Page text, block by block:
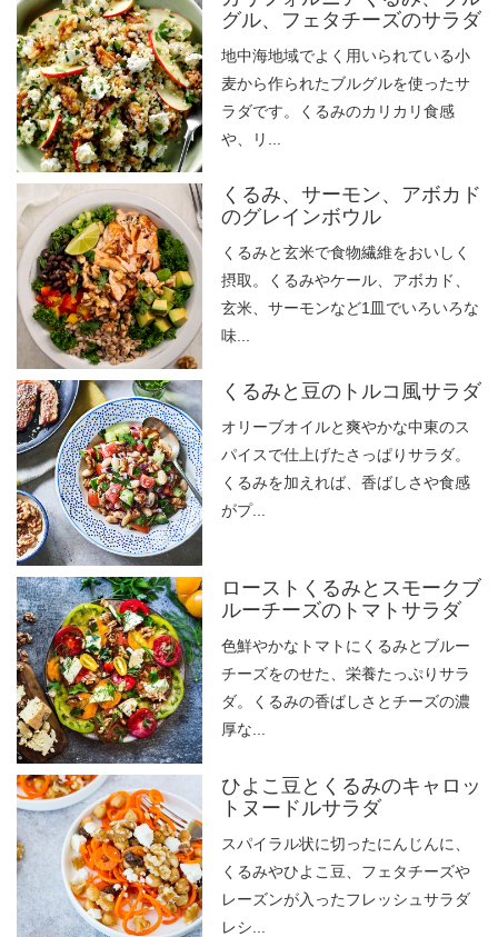
グル、フェタチーズのサラダ
地中海地域でよく用いられている小
麦から作られたブルグルを使ったサ
ラダです。くるみのカリカリ食感
や、リ...
くるみ、サーモン、アボカド
のグレインボウル
くるみと玄米で食物繊維をおいしく
摂取。くるみやケール、アボカド、
玄米、サーモンなど1皿でいろいろな
味...
くるみと豆のトルコ風サラダ
オリーブオイルと爽やかな中東のス
パイスで仕上げたさっぱりサラダ。
くるみを加えれば、香ばしさや食感
がプ...
ローストくるみとスモークブ
ルーチーズのトマトサラダ
色鮮やかなトマトにくるみとブルー
チーズをのせた、栄養たっぷりサラ
ダ。くるみの香ばしさとチーズの濃
厚な...
ひよこ豆とくるみのキャロッ
トヌードルサラダ
スパイラル状に切ったにんじんに、
くるみやひよこ豆、フェタチーズや
レーズンが入ったフレッシュサラダ
レシ...